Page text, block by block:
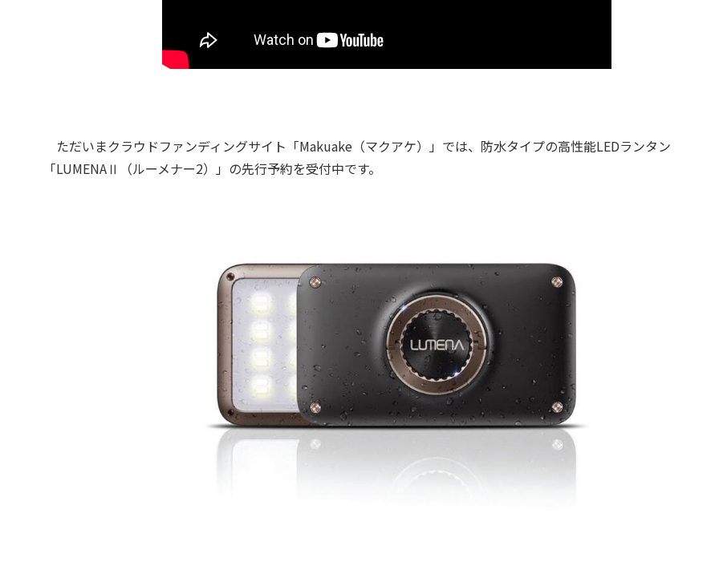
ただいまクラウドファンディングサイト「Makuake（マクアケ）」では、防水タイプの高性能LEDランタン
「LUMENAⅡ（ルーメナー2）」の先行予約を受付中です。